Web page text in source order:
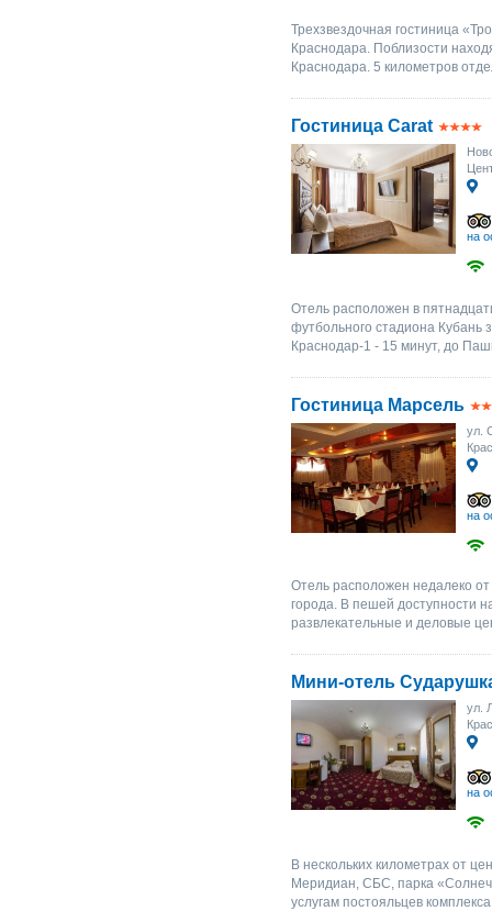
Трехзвездочная гостиница
Краснодара. Поблизости
Краснодара. 5 километров
Гостиница Carat
на
Отель расположен в
футбольного стадиона Кубань
Краснодар-1 - 15 минут, до
Гостиница Марсель
ул.
на
Отель расположен недалеко
города. В пешей доступности
развлекательные и деловые
Мини-отель
ул.
на
В нескольких километрах от
Меридиан, СБС, парка
услугам постояльцев